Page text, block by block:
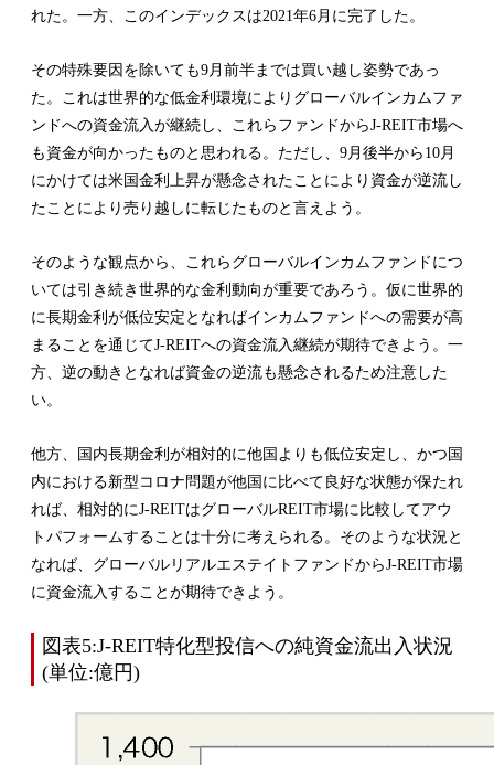
れた。一方、このインデックスは2021年6月に完了した。
その特殊要因を除いても9月前半までは買い越し姿勢であっ
た。これは世界的な低金利環境によりグローバルインカムファ
ンドへの資金流入が継続し、これらファンドからJ-REIT市場へ
も資金が向かったものと思われる。ただし、9月後半から10月
にかけては米国金利上昇が懸念されたことにより資金が逆流し
たことにより売り越しに転じたものと言えよう。
そのような観点から、これらグローバルインカムファンドにつ
いては引き続き世界的な金利動向が重要であろう。仮に世界的
に長期金利が低位安定となればインカムファンドへの需要が高
まることを通じてJ-REITへの資金流入継続が期待できよう。一
方、逆の動きとなれば資金の逆流も懸念されるため注意した
い。
他方、国内長期金利が相対的に他国よりも低位安定し、かつ国
内における新型コロナ問題が他国に比べて良好な状態が保たれ
れば、相対的にJ-REITはグローバルREIT市場に比較してアウ
トパフォームすることは十分に考えられる。そのような状況と
なれば、グローバルリアルエステイトファンドからJ-REIT市場
に資金流入することが期待できよう。
図表5:J-REIT特化型投信への純資金流出入状況
(単位:億円)